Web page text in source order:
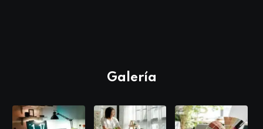
Galería